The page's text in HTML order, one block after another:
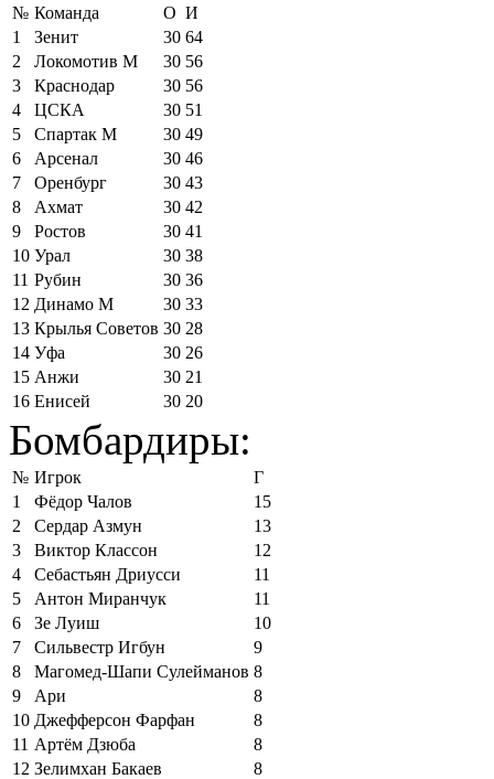
№ Команда О И
1
Зенит 30 64
2
Локомотив М 30 56
3
Краснодар 30 56
4
ЦСКА 30 51
5
Спартак М 30 49
6
Арсенал 30 46
7
Оренбург 30 43
8
Ахмат 30 42
9
Ростов 30 41
10 Урал 30 38
11 Рубин 30 36
12 Динамо М 30 33
13 Крылья Советов 30 28
14 Уфа 30 26
15 Анжи 30 21
16 Енисей 30 20
Бомбардиры:
№ Игрок
Г
1
Фёдор Чалов
15
2
Сердар Азмун
13
3
Виктор Классон
12
4
Себастьян Дриусси
11
5
Антон Миранчук
11
6
Зе Луиш
10
7
Сильвестр Игбун
9
8
Магомед-Шапи Сулейманов 8
9
Ари
8
10 Джефферсон Фарфан
8
11 Артём Дзюба
8
12 Зелимхан Бакаев
8